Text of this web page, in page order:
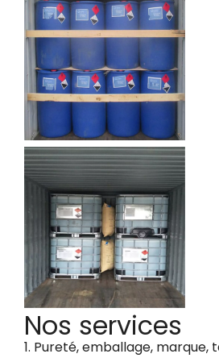
Nos services
1. Pureté, emballage, marque,